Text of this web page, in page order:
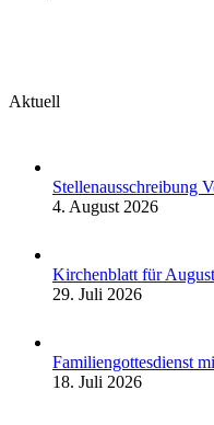
Aktuell
Stellenausschreibung
4. August 2026
Kirchenblatt für
29. Juli 2026
Familiengottesdienst
18. Juli 2026